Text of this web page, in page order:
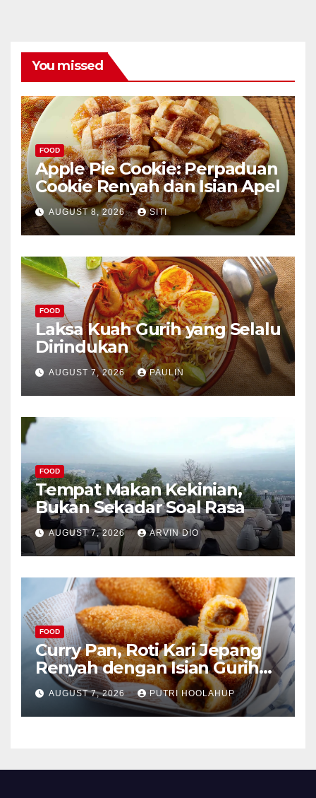
You missed
FOOD
Apple Pie Cookie: Perpaduan
Cookie Renyah dan Isian Apel
AUGUST 8, 2026 SITI
FOOD
Laksa Kuah Gurih yang Selalu
Dirindukan
AUGUST 7, 2026 PAULIN
FOOD
Tempat Makan Kekinian,
Bukan Sekadar Soal Rasa
AUGUST 7, 2026 ARVIN DIO
FOOD
Curry Pan, Roti Kari Jepang
Renyah dengan Isian Gurih
Menggoda
AUGUST 7, 2026 PUTRI HOOLAHUP